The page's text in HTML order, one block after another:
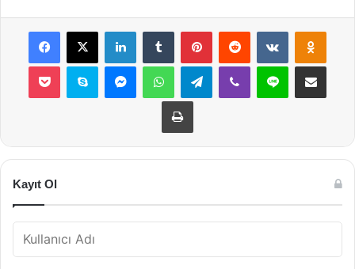
Facebook
X LinkedInTumblr PinterestReddit VKontakte
Pocket Skype MessengerWhatsAppTelegramViber Line E-Posta ile
Yazdır
Kayıt Ol